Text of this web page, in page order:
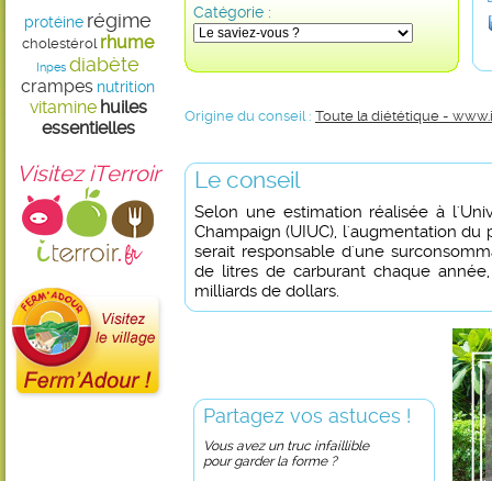
protéine régime
cholestérol rhume
Inpes diabète
crampes nutrition
vitamine huiles
essentielles
Visitez iTerroir
Catégorie :
Origine du conseil : Toute la diététique -
Le conseil
Selon une estimation réalisée à
Champaign (UIUC), l'augmentation du
serait responsable d'une
de litres de carburant chaque
milliards de dollars.
Partagez vos astuces !
Vous avez un truc infaillible
pour garder la forme ?